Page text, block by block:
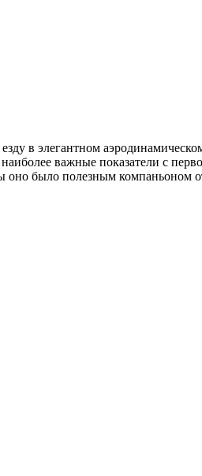
в элегантном
важные показатели с
оно было полезным компаньоном